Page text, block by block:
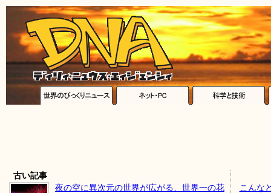
古い記事
夜の空に異次元の世界が広がる、世界一の花
こんな